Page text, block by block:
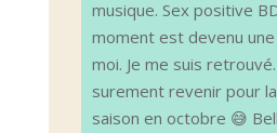
musique. Sex positive
moment est devenu
moi. Je me suis retrouvé.
surement revenir pour
saison en octobre 😅